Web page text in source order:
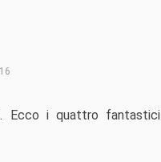
. Ecco i quattro fantastici